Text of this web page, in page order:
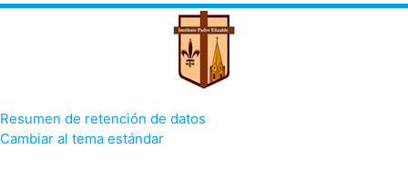
Resumen de retención de datos
Cambiar al tema estándar